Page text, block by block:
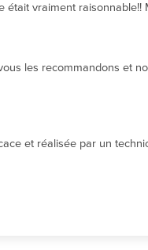
vraiment raisonnable!!
les recommandons et
et réalisée par un